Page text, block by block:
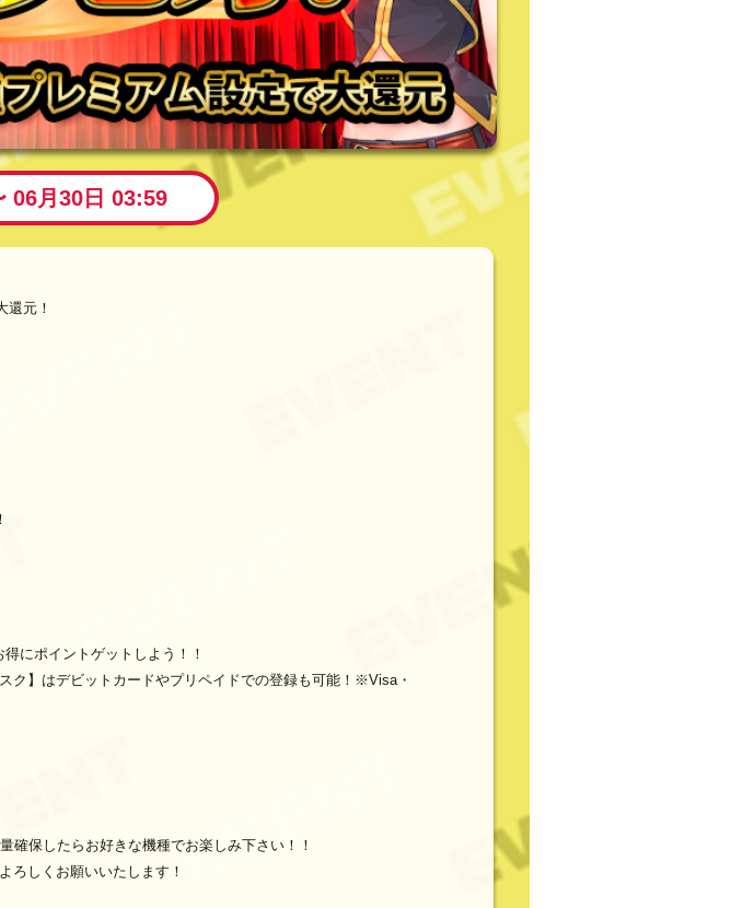
06月30日 03:59
還元！
にポイントゲットしよう！！
ク】はデビットカードやプリペイドでの登録も可能！※Visa・
確保したらお好きな機種でお楽しみ下さい！！
ろしくお願いいたします！